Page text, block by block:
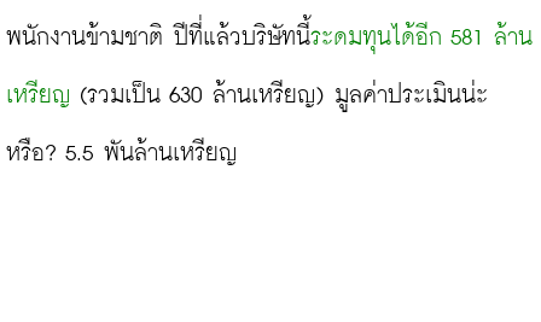
พนักงานข้ามชาติ ปีที่แล้วบริษัทนี้ระดมทุนได้อีก 581 ล้าน
เหรียญ (รวมเป็น 630 ล้านเหรียญ) มูลค่าประเมินน่ะ
หรือ? 5.5 พันล้านเหรียญ